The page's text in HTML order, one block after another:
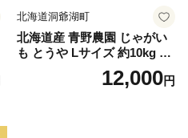
北海道洞爺湖町
北海道産 青野農園 じゃがい
も とうや Lサイズ 約10kg 20
26年10月初旬～12月下旬頃お
届け 先行予約 北海道 ジャガ
12,000円